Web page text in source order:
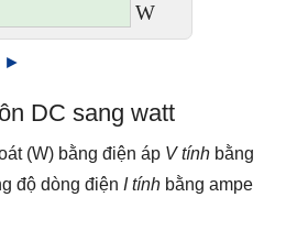
W
►
DC sang watt
(W) bằng điện áp V tính bằng
độ dòng điện I tính bằng ampe